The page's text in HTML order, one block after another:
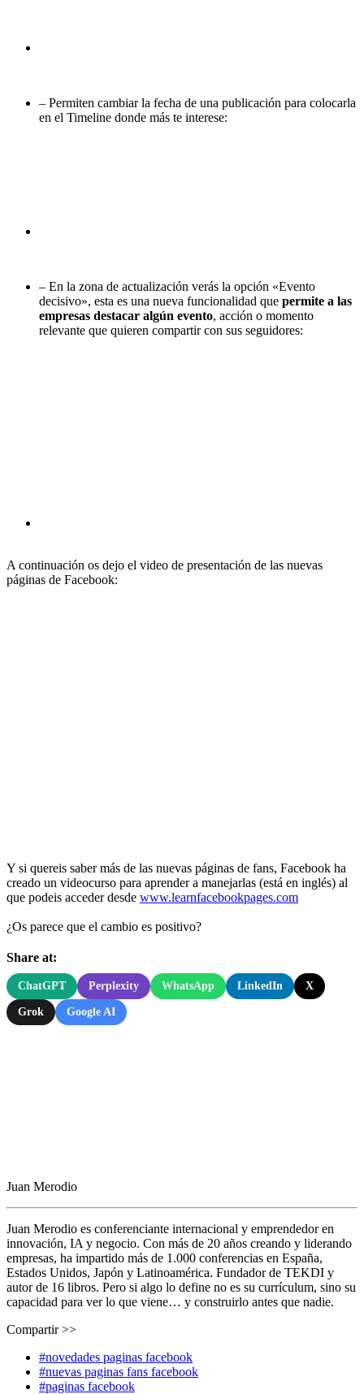
– Permiten cambiar la fecha de una publicación para colocarla
en el Timeline donde más te interese:
– En la zona de actualización verás la opción «Evento
decisivo», esta es una nueva funcionalidad que permite a las
empresas destacar algún evento, acción o momento
relevante que quieren compartir con sus seguidores:
A continuación os dejo el video de presentación de las nuevas
páginas de Facebook:
Y si quereis saber más de las nuevas páginas de fans, Facebook ha
creado un videocurso para aprender a manejarlas (está en inglés) al
que podeis acceder desde www.learnfacebookpages.com
¿Os parece que el cambio es positivo?
Share at:
ChatGPT Perplexity WhatsApp LinkedIn X
Grok Google AI
Juan Merodio
Juan Merodio es conferenciante internacional y emprendedor en
innovación, IA y negocio. Con más de 20 años creando y liderando
empresas, ha impartido más de 1.000 conferencias en España,
Estados Unidos, Japón y Latinoamérica. Fundador de TEKDI y
autor de 16 libros. Pero si algo lo define no es su currículum, sino su
capacidad para ver lo que viene… y construirlo antes que nadie.
Compartir >>
#novedades paginas facebook
#nuevas paginas fans facebook
#paginas facebook